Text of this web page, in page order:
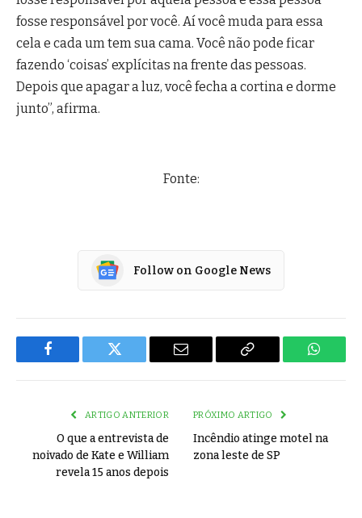
fosse responsável por você. Aí você muda para essa
cela e cada um tem sua cama. Você não pode ficar
fazendo ‘coisas’ explícitas na frente das pessoas.
Depois que apagar a luz, você fecha a cortina e dorme
junto”, afirma.
Fonte:
Follow on Google News
Facebook Twitter Email
Copy
ARTIGO ANTERIOR
O que a entrevista de
noivado de Kate e William
revela 15 anos depois
PRÓXIMO ARTIGO
Incêndio atinge motel na
zona leste de SP